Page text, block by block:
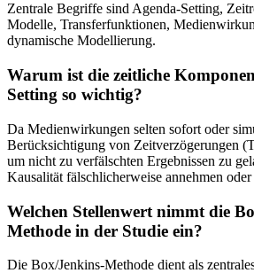
Zentrale Begriffe sind Agenda-Setting,
Modelle, Transferfunktionen,
dynamische Modellierung.
Warum ist die zeitliche
Setting so wichtig?
Da Medienwirkungen selten sofort oder
Berücksichtigung von Zeitverzögerungen
um nicht zu verfälschten Ergebnissen zu
Kausalität fälschlicherweise annehmen oder
Welchen Stellenwert nimmt die
Methode in der Studie ein?
Die Box/Jenkins-Methode dient als